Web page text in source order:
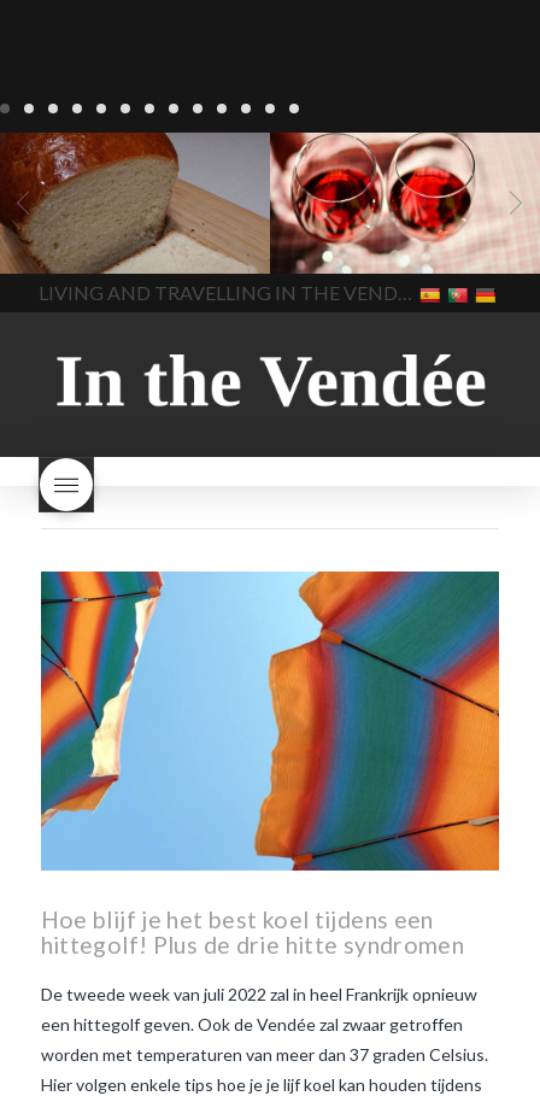
Recepten Wonen
baken in
Frankrijk bakken in de
Vendee
brood bakken
brood met gist gist brood
het beste brood hoe moet
ik brood bakken is melk
brood gezond is melkbrood
gezond mama's brood melk
brood melk brood en
wat is melkbrood
zijn melk
brood en brioche hetzelfde
brood
In The Vendee
Blog Wonen beaujolais
2022 Beaujolais Nouveau
2022 De wijnmakers laten
de druiventrossen gisten in
een anaërobe donderdag
17 november 2022 is
beaujolais dag hoe lang is
Beaujolais Nouveau
houdbaar hoeveel flessen
verkocht
is Beaujolais
Nouveau een fruitige wijn
kooldioxiderijke omgeving.
Nouveau naar? wat is
wanneer is beaujolais dag
wanneer is beaujolais
nouveau dag
Wat is de dag
van Beaujolais Nouveau wat
is de traditie rond beaujolais
nouveau
wat maakt
speciaal
wat zijn tannines
witte beaujolais nouveau
In The Vendee
LIVING AND TRAVELLING IN THE VENDÉE
Hoe blijf je het best koel tijdens een
hittegolf! Plus de drie hitte syndromen
De tweede week van juli 2022 zal in heel Frankrijk opnieuw
een hittegolf geven. Ook de Vendée zal zwaar getroffen
worden met temperaturen van meer dan 37 graden Celsius.
Hier volgen enkele tips hoe je je lijf koel kan houden tijdens